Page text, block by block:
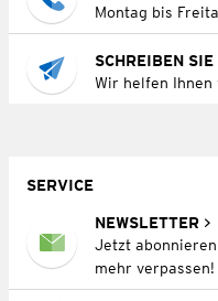
Montag bis
SCHREIBEN SIE
Wir helfen Ihnen
SERVICE
NEWSLETTER
Jetzt
mehr verpassen!